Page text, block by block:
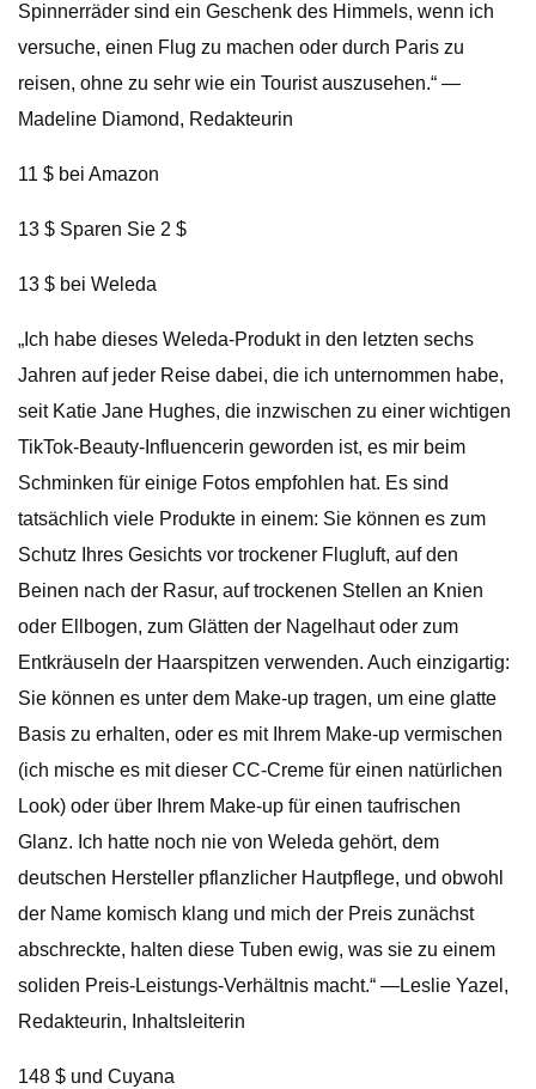
Spinnerräder sind ein Geschenk des Himmels, wenn ich
versuche, einen Flug zu machen oder durch Paris zu
reisen, ohne zu sehr wie ein Tourist auszusehen.“ —
Madeline Diamond, Redakteurin
11 $ bei Amazon
13 $ Sparen Sie 2 $
13 $ bei Weleda
„Ich habe dieses Weleda-Produkt in den letzten sechs
Jahren auf jeder Reise dabei, die ich unternommen habe,
seit Katie Jane Hughes, die inzwischen zu einer wichtigen
TikTok-Beauty-Influencerin geworden ist, es mir beim
Schminken für einige Fotos empfohlen hat. Es sind
tatsächlich viele Produkte in einem: Sie können es zum
Schutz Ihres Gesichts vor trockener Flugluft, auf den
Beinen nach der Rasur, auf trockenen Stellen an Knien
oder Ellbogen, zum Glätten der Nagelhaut oder zum
Entkräuseln der Haarspitzen verwenden. Auch einzigartig:
Sie können es unter dem Make-up tragen, um eine glatte
Basis zu erhalten, oder es mit Ihrem Make-up vermischen
(ich mische es mit dieser CC-Creme für einen natürlichen
Look) oder über Ihrem Make-up für einen taufrischen
Glanz. Ich hatte noch nie von Weleda gehört, dem
deutschen Hersteller pflanzlicher Hautpflege, und obwohl
der Name komisch klang und mich der Preis zunächst
abschreckte, halten diese Tuben ewig, was sie zu einem
soliden Preis-Leistungs-Verhältnis macht.“ —Leslie Yazel,
Redakteurin, Inhaltsleiterin
148 $ und Cuyana